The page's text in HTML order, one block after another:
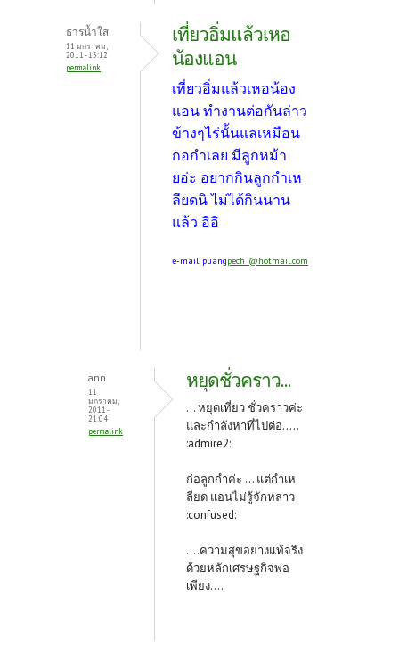
ธารน้ำใส
11 มกราคม,
2011 - 13:12
permalink
เที่ยวอิ่มแล้วเหอ
น้องแอน
เที่ยวอิ่มแล้วเหอน้อง
แอน ทำงานต่อกันล่าว
ข้างๆไร่นั้นแลเหมือน
กอกำเลย มีลูกหม้า
ยอ่ะ อยากกินลูกกำเห
ลียดนิ ไม่ได้กินนาน
แล้ว อิอิ
e-mail. puangpech_@hotmail.com
ann
11
มกราคม,
2011 -
21:04
permalink
หยุดชั่วคราว...
... หยุดเที่ยว ชั่วคราวค่ะ
และกำลังหาที่ไปต่อ.....
:admire2:
ก่อลูกกำค่ะ ... แต่กำเห
ลียด แอนไม่รู้จักหลาว
:confused:
....ความสุขอย่างแท้จริง
ด้วยหลักเศรษฐกิจพอ
เพียง....